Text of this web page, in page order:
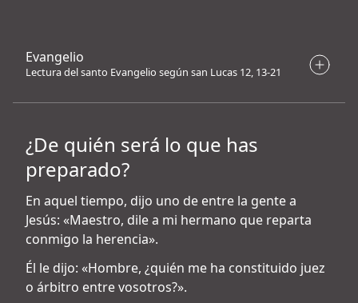
Evangelio
Lectura del santo Evangelio según san Lucas 12, 13-21
¿De quién será lo que has
preparado?
En aquel tiempo, dijo uno de entre la gente a
Jesús: «Maestro, dile a mi hermano que reparta
conmigo la herencia».
Él le dijo: «Hombre, ¿quién me ha constituido juez
o árbitro entre vosotros?».